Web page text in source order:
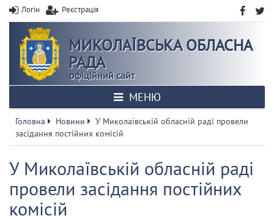
Логін Реєстрація
МИКОЛАЇВСЬКА ОБЛАСНА
РАДА
офіційний сайт
МЕНЮ
Головна Новини
У Миколаївській обласній раді провели
засідання постійних комісій
У Миколаївській обласній раді
провели засідання постійних
комісій